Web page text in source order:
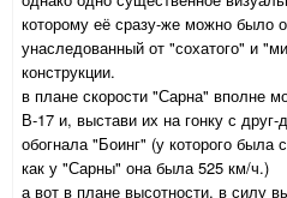
которому её сразу-же можно было
унаследованный от "сохатого" и
конструкции.
в плане скорости "Сарна" вполне
В-17 и, выстави их на гонку с
обогнала "Боинг" (у которого была
как у "Сарны" она была 525 км/ч.)
а вот в плане высотности, в силу